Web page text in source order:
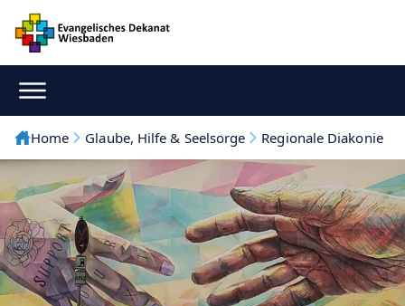
Home Glaube, Hilfe & Seelsorge Regionale Diakonie